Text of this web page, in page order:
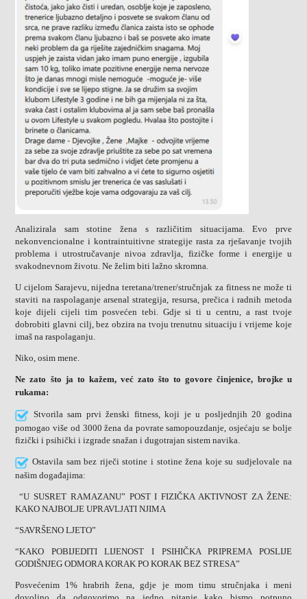
Analizirala sam stotine žena s različitim situacijama. Evo prve
nekonvencionalne i kontraintuitivne strategije rasta za rješavanje tvojih
problema i utrostručavanje nivoa zdravlja, fizičke forme i energije u
svakodnevnom životu. Ne želim biti lažno skromna.
U cijelom Sarajevu, nijedna teretana/trener/stručnjak za fitness ne može ti
staviti na raspolaganje arsenal strategija, resursa, prečica i radnih metoda
koje dijeli cijeli tim posvećen tebi. Gdje si ti u centru, a rast tvoje
dobrobiti glavni cilj, bez obzira na tvoju trenutnu situaciju i vrijeme koje
imaš na raspolaganju.
Niko, osim mene.
Ne zato što ja to kažem, već zato što to govore činjenice, brojke u
rukama:
Stvorila sam prvi ženski fitness, koji je u posljednjih 20 godina
pomogao više od 3000 žena da povrate samopouzdanje, osjećaju se bolje
fizički i psihički i izgrade snažan i dugotrajan sistem navika.
Ostavila sam bez riječi stotine i stotine žena koje su sudjelovale na
našim događajima:
“U SUSRET RAMAZANU” POST I FIZIČKA AKTIVNOST ZA ŽENE:
KAKO NAJBOLJE UPRAVLJATI NJIMA
“SAVRŠENO LJETO”
“KAKO POBIJEDITI LIJENOST I PSIHIČKA PRIPREMA POSLIJE
GODIŠNJEG ODMORA KORAK PO KORAK BEZ STRESA”
Posvećenim 1% hrabrih žena, gdje je mom timu stručnjaka i meni